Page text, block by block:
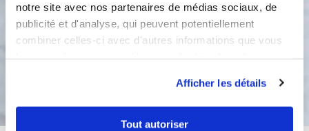
notre site avec nos partenaires de médias sociaux, de
publicité et d'analyse, qui peuvent potentiellement
combiner celles-ci avec d'autres informations que vous
Afficher les détails
Tout autoriser
verser dans des pots à stériliser 30
minutes ou la mettre sous BE SAVE.
Bon appétit !